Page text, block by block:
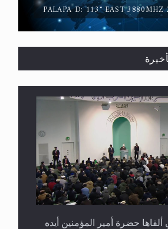
السنة ومهيمنٌ عليها.. ليس
PALAPA D: 113° EAST
حضرة أمير المؤمنين أيده